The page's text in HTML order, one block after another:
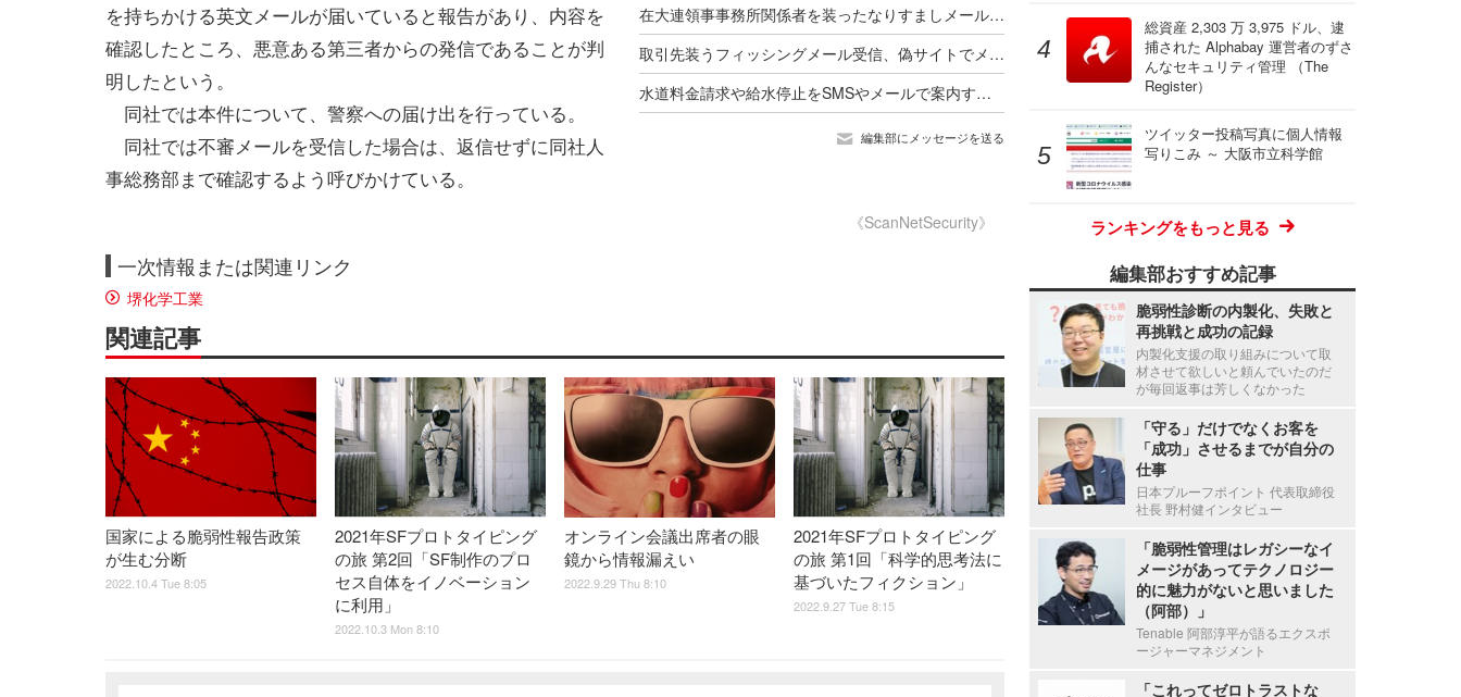
在大連領事事務所関係者を装ったなりすましメールに注意を呼びかけ
取引先装うフィッシングメール受信、偽サイトでメールアカウントの認証情報入力
水道料金請求や給水停止をSMSやメールで案内することはない ～「水道料金を支払わなければ給水を停止する」メールに神奈川県が注意呼びかけ
編集部にメッセージを送る
を持ちかける英文メールが届いていると報告があり、内容を
確認したところ、悪意ある第三者からの発信であることが判
明したという。
同社では本件について、警察への届け出を行っている。
同社では不審メールを受信した場合は、返信せずに同社人
事総務部まで確認するよう呼びかけている。
《ScanNetSecurity》
一次情報または関連リンク
堺化学工業
関連記事
国家による脆弱性報告政策
が生む分断
2022.10.4 Tue 8:05
2021年SFプロトタイピング
の旅 第2回「SF制作のプロ
セス自体をイノベーション
に利用」
2022.10.3 Mon 8:10
オンライン会議出席者の眼
鏡から情報漏えい
2022.9.29 Thu 8:10
2021年SFプロトタイピング
の旅 第1回「科学的思考法に
基づいたフィクション」
2022.9.27 Tue 8:15
総資産 2,303 万 3,975 ドル、逮
捕された Alphabay 運営者のずさ
んなセキュリティ管理 （The
Register）
ツイッター投稿写真に個人情報
写りこみ ～ 大阪市立科学館
ランキングをもっと見る
編集部おすすめ記事
脆弱性診断の内製化、失敗と
再挑戦と成功の記録
内製化支援の取り組みについて取
材させて欲しいと頼んでいたのだ
が毎回返事は芳しくなかった
「守る」だけでなくお客を
「成功」させるまでが自分の
仕事
日本プルーフポイント 代表取締役
社長 野村健インタビュー
「脆弱性管理はレガシーなイ
メージがあってテクノロジー
的に魅力がないと思いました
（阿部）」
Tenable 阿部淳平が語るエクスポ
ージャーマネジメント
「これってゼロトラストな